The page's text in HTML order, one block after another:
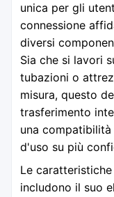
unica per gli
connessione
diversi
Sia che si lavori
tubazioni o
misura, questo
trasferimento
una
d'uso su più
Le
includono il suo